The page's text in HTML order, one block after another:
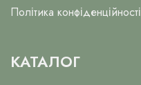
Політика конфіденційності
КАТАЛОГ